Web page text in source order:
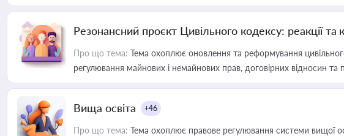
Резонансний проєкт Цивільного кодексу: реакції та
Про що тема: Тема охоплює оновлення та реформування
регулювання майнових і немайнових прав, договірних відносин та
Вища освіта +46
Про що тема: Тема охоплює правове регулювання системи вищої